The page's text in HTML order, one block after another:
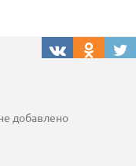
добавлено